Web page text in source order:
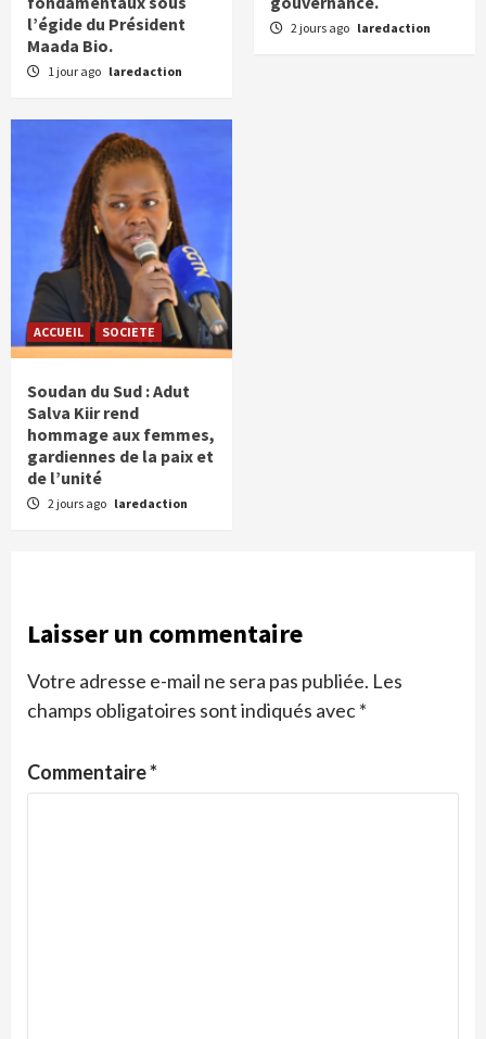
l’égide du Président
Maada Bio.
1 jour ago laredaction
2 jours ago laredaction
ACCUEIL SOCIETE
Soudan du Sud : Adut
Salva Kiir rend
hommage aux femmes,
gardiennes de la paix et
de l’unité
2 jours ago laredaction
Laisser un commentaire
Votre adresse e-mail ne sera pas publiée. Les
champs obligatoires sont indiqués avec*
Commentaire*